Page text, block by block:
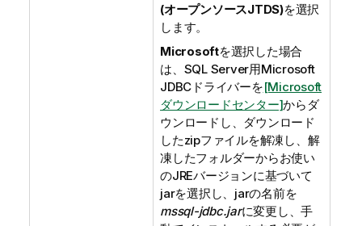
(オープンソースJTDS)を選択
します。
Microsoftを選択した場合
は、SQL Server用Microsoft
JDBCドライバーを[Microsoft
ダウンロードセンター]からダ
ウンロードし、ダウンロード
したzipファイルを解凍し、解
凍したフォルダーからお使い
のJREバージョンに基づいて
jarを選択し、jarの名前を
mssql-jdbc.jarに変更し、手